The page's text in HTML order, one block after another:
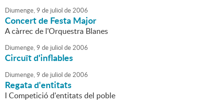
Diumenge,9 de juliol de2006
Concert de Festa Major
A càrrec de l'Orquestra Blanes
Diumenge,9 de juliol de2006
Circuït d'inflables
Diumenge,9 de juliol de2006
Regata d'entitats
I Competició d'entitats del poble